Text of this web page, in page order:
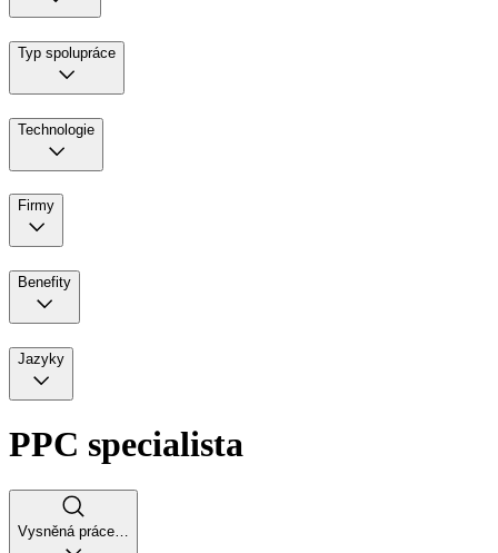
Typ spolupráce
Technologie
Firmy
Benefity
Jazyky
PPC specialista
Vysněná práce…